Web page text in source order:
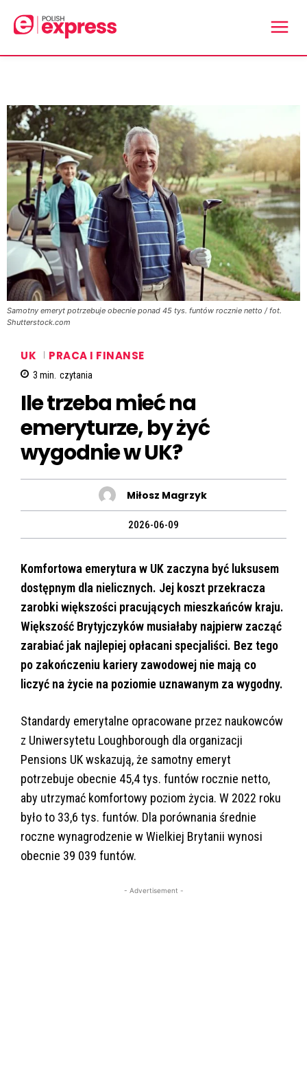
Samotny emeryt potrzebuje obecnie ponad 45 tys. funtów rocznie netto / fot.
Shutterstock.com
UK PRACA I FINANSE
3 min. czytania
Ile trzeba mieć na
emeryturze, by żyć
wygodnie w UK?
Miłosz Magrzyk
2026-06-09
Komfortowa emerytura w UK zaczyna być luksusem
dostępnym dla nielicznych. Jej koszt przekracza
zarobki większości pracujących mieszkańców kraju.
Większość Brytyjczyków musiałaby najpierw zacząć
zarabiać jak najlepiej opłacani specjaliści. Bez tego
po zakończeniu kariery zawodowej nie mają co
liczyć na życie na poziomie uznawanym za wygodny.
Standardy emerytalne opracowane przez naukowców
z Uniwersytetu Loughborough dla organizacji
Pensions UK wskazują, że samotny emeryt
potrzebuje obecnie 45,4 tys. funtów rocznie netto,
aby utrzymać komfortowy poziom życia. W 2022 roku
było to 33,6 tys. funtów. Dla porównania średnie
roczne wynagrodzenie w Wielkiej Brytanii wynosi
obecnie 39 039 funtów.
- Advertisement -